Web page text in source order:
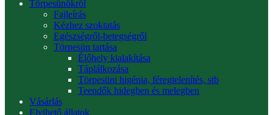
Törpesünökről
Fajleírás
Kézhez szoktatás
Egészségről-betegségről
Törpesün tartása
Élőhely kialakítása
Táplálkozása
Törpesüni higénia, féregtelenítés, stb
Teendők hidegben és melegben
Vásárlás
Elvihető állatok